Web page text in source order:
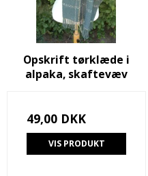
Opskrift tørklæde i
alpaka, skaftevæv
49,00 DKK
VIS PRODUKT